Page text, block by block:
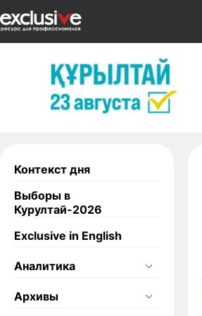
Контекст дня
Выборы в
Курултай-2026
Exclusive in English
Аналитика
Архивы